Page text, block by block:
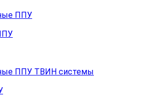
ППУ
ППУ ТВИН системы